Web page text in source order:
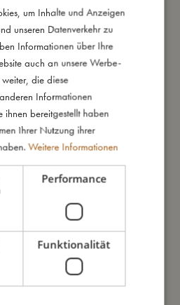
dir auch gefallen
DANISH
ENGLISH
GERMAN
um Inhalte und Anzeigen
unseren Datenverkehr zu
Informationen über Ihre
auch an unsere Werbe-
die diese
Informationen
ihnen bereitgestellt haben
Ihrer Nutzung ihrer
Weitere Informationen
Performance
Funktionalität